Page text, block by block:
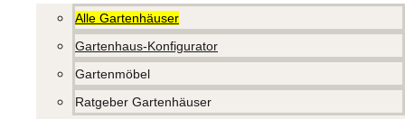
Alle Gartenhäuser
Gartenhaus-Konfigurator
Gartenmöbel
Ratgeber Gartenhäuser